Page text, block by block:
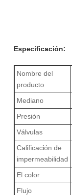
Especificación:
Nombre del
producto
Mediano
Presión
Válvulas
Calificación de
impermeabilidad
El color
Flujo